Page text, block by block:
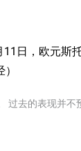
日，欧元斯
过去的表现并不